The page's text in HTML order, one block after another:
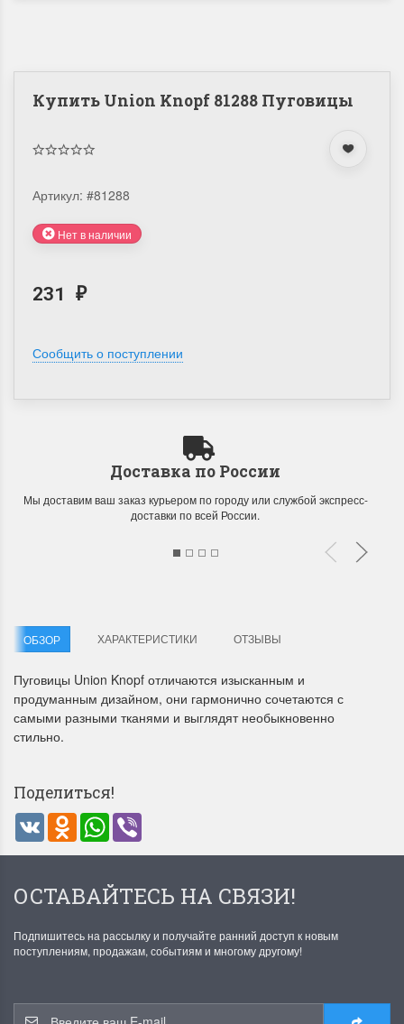
!! СКИДКА 20% ‼️ с 1 до 3 июня в
честь первого летнего дня
Чудетство...
1 июня 2024 11:29
22 мая 2024 13:01
Купить Union Knopf 81288 Пуговицы
Артикул: #81288
Нет в наличии
231 ₽
Сообщить о поступлении
Доставка по России
Мы доставим ваш заказ курьером по городу или службой экспресс-
доставки по всей России.
ОБЗОР ХАРАКТЕРИСТИКИ ОТЗЫВЫ
Пуговицы Union Knopf отличаются изысканным и
продуманным дизайном, они гармонично сочетаются с
самыми разными тканями и выглядят необыкновенно
стильно.
Поделиться!
VK Odnoklassniki
WhatsApp
ОСТАВАЙТЕСЬ НА СВЯЗИ!
Подпишитесь на рассылку и получайте ранний доступ к новым
поступлениям, продажам, событиям и многому другому!